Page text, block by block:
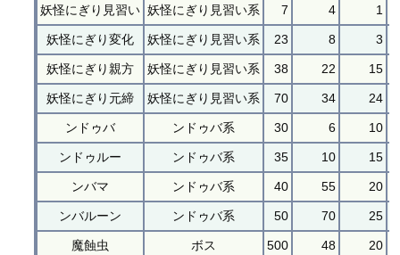
妖怪にぎり見習い 妖怪にぎり見習い系 7 4 1
妖怪にぎり変化 妖怪にぎり見習い系 23 8 3
妖怪にぎり親方 妖怪にぎり見習い系 38 22 15
妖怪にぎり元締 妖怪にぎり見習い系 70 34 24
ンドゥバ ンドゥバ系 30 6 10
ンドゥルー ンドゥバ系 35 10 15
ンバマ ンドゥバ系 40 55 20
ンバルーン ンドゥバ系 50 70 25
魔蝕虫 ボス 500 48 20